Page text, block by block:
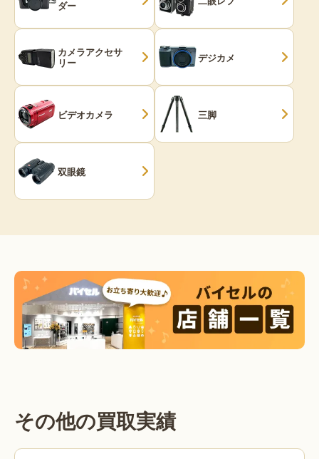
ダー
カメラアクセサ
リー デジカメ
ビデオカメラ 三脚
双眼鏡
その他の買取実績